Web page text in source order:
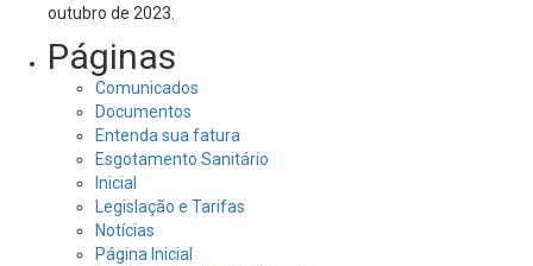
outubro de 2023.
Páginas
Comunicados
Documentos
Entenda sua fatura
Esgotamento Sanitário
Inicial
Legislação e Tarifas
Notícias
Página Inicial